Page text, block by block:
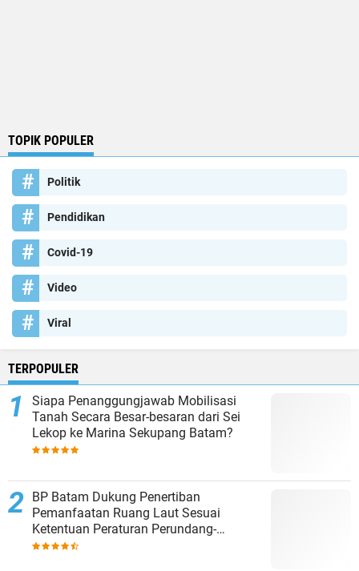
TOPIK POPULER
Politik
Pendidikan
Covid-19
Video
Viral
TERPOPULER
Siapa Penanggungjawab Mobilisasi
Tanah Secara Besar-besaran dari Sei
Lekop ke Marina Sekupang Batam?
BP Batam Dukung Penertiban
Pemanfaatan Ruang Laut Sesuai
Ketentuan Peraturan Perundang-
undangan